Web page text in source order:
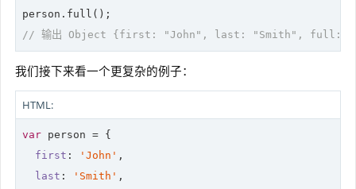
// 输出 Object {first: "John", last: "Smith", full:
我们接下来看一个更复杂的例子：
HTML:
var person = {
first : 'John' ,
last : 'Smith' ,